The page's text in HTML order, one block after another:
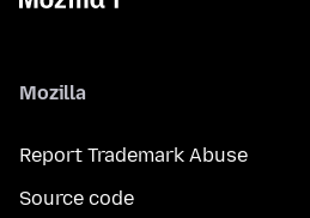
Mozilla
Report Trademark Abuse
Source code